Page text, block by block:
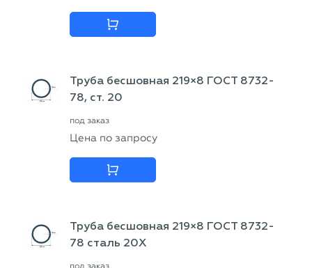
Труба бесшовная 219×8 ГОСТ 8732-
78, ст. 20
под заказ
Цена по запросу
Труба бесшовная 219×8 ГОСТ 8732-
78 сталь 20Х
под заказ